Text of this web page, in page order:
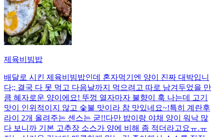
제육비빔밥
배달로 시킨 제육비빔밥인데 혼자먹기엔 양이 진짜 대박입니
다;; 결국 다 못 먹고 다음날까지 먹으려고 따로 남겨두었을 만
큼 혜자로운 양이에요! 뚜껑 열자마자 불향이 훅 나는데 고기
맛이 인위적이지 않고 숯불 맛이라 참 맛있네요~!특히 계란후
라이 2개 올려주는 센스는 굳!! ​다만 밥이랑 야채 양이 워낙 많
다 보니까 기본 고추장 소스가 양에 비해 좀 적더라고요ㅠ.ㅠ